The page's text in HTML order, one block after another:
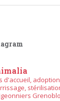
d'accueil,